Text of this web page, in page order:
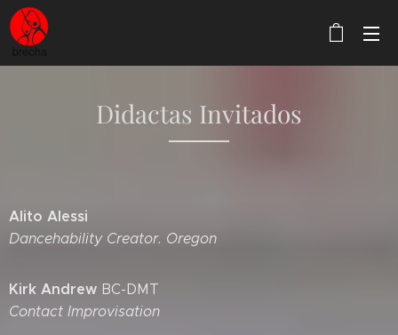
Didactas Invitados
Alito Alessi
Dancehability Creator. Oregon
Kirk Andrew BC-DMT
Contact Improvisation